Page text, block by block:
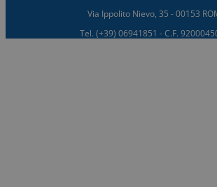
Via Ippolito Nievo, 35 - 00153
Tel. (+39) 06941851 - C.F.